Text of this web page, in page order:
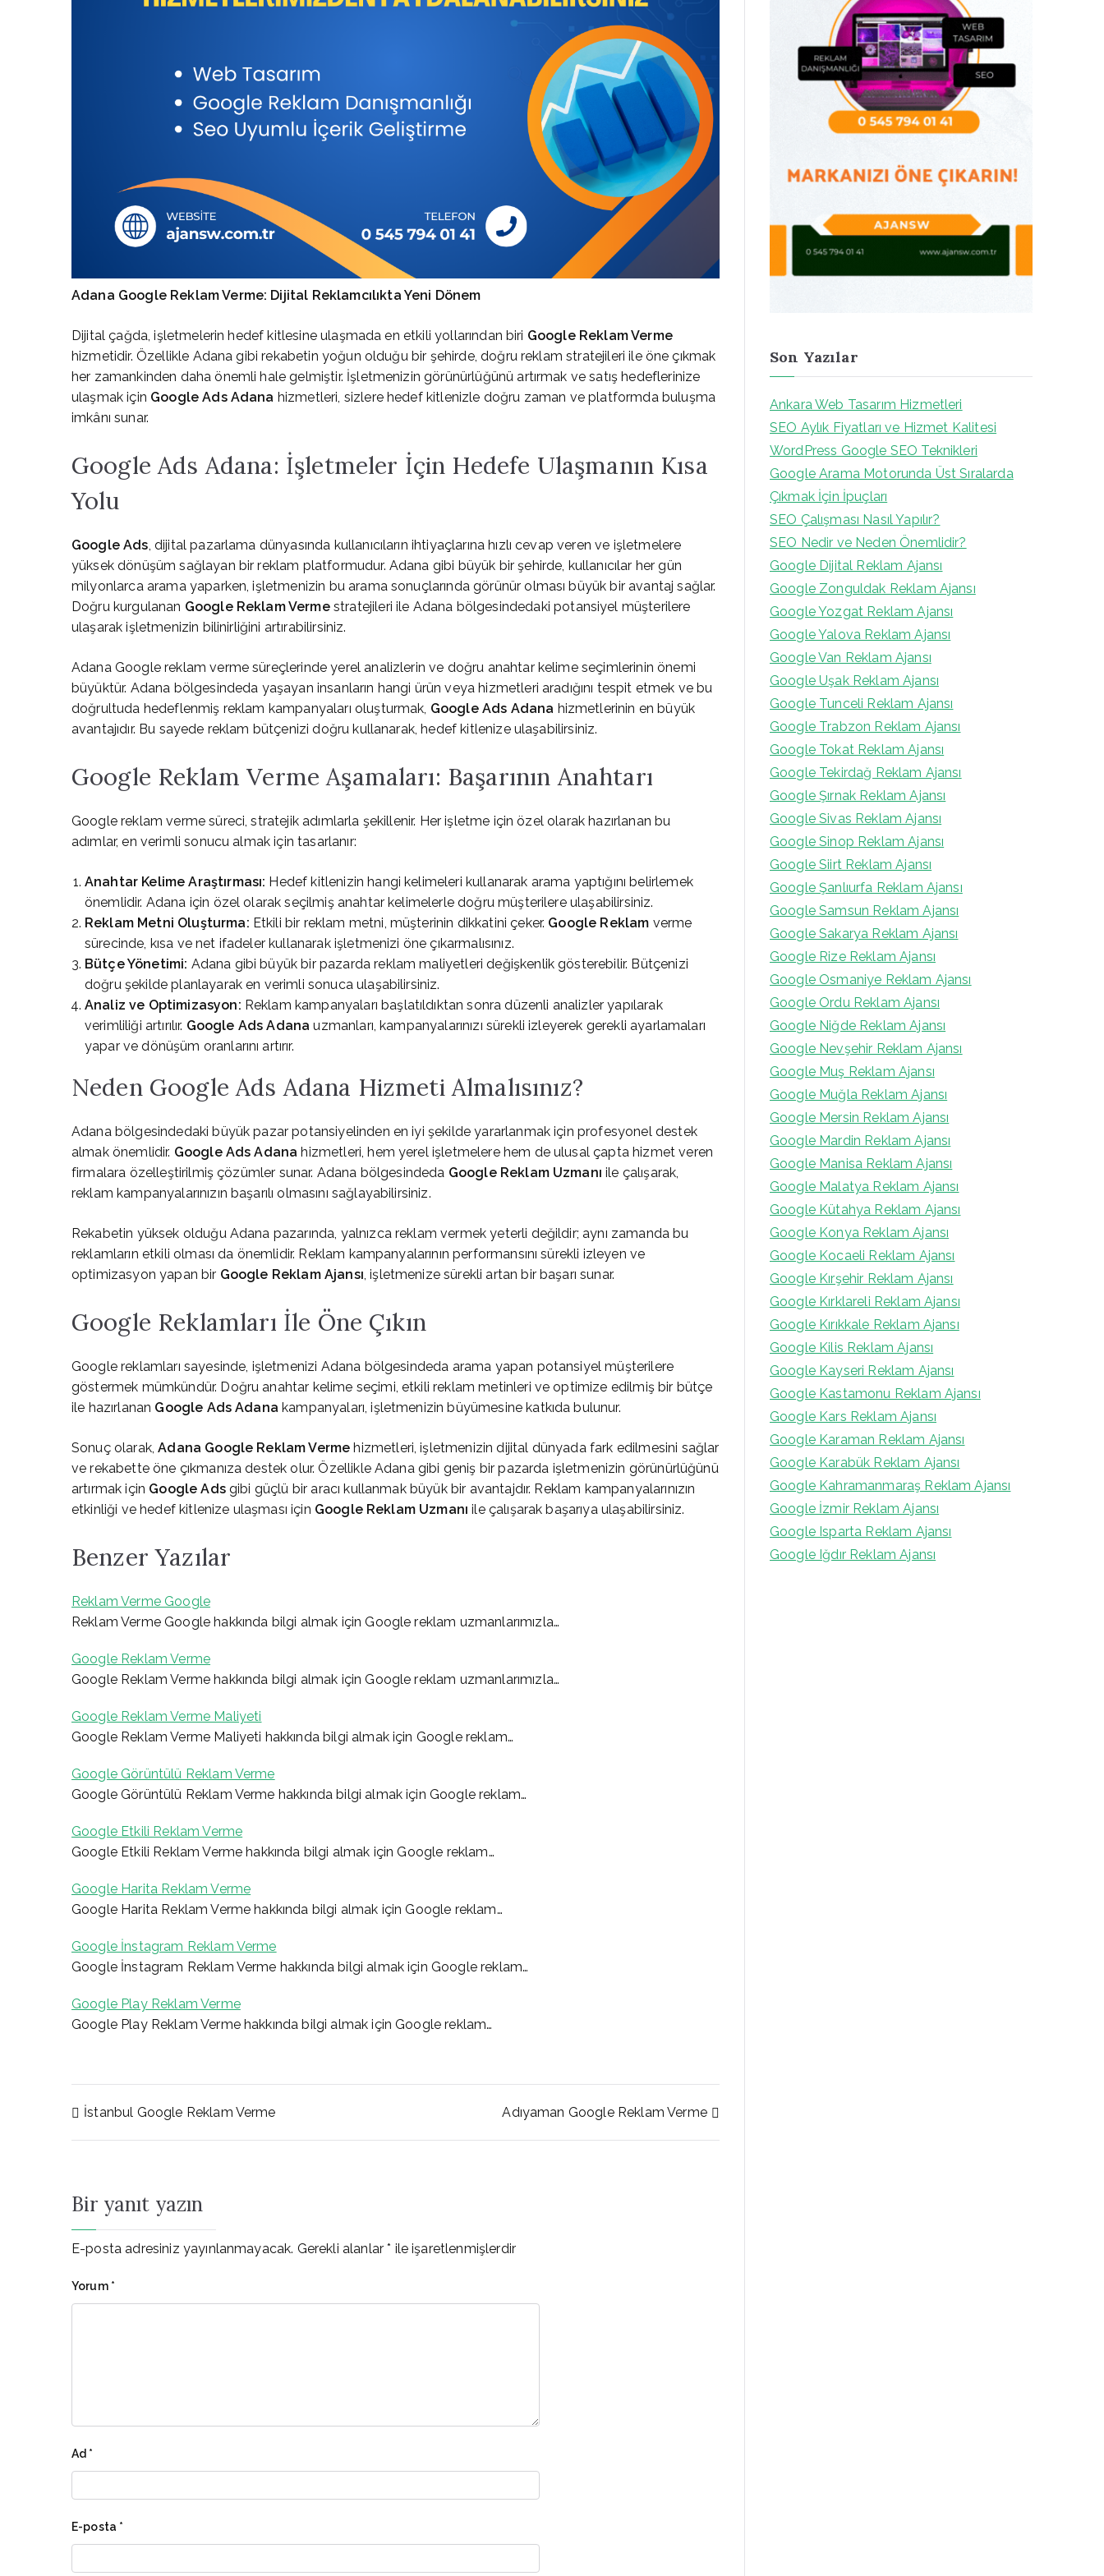
Adana Google Reklam Verme: Dijital Reklamcılıkta Yeni Dönem
Dijital çağda, işletmelerin hedef kitlesine ulaşmada en etkili yollarından biri Google Reklam Verme
hizmetidir. Özellikle Adana gibi rekabetin yoğun olduğu bir şehirde, doğru reklam stratejileri ile öne çıkmak
her zamankinden daha önemli hale gelmiştir. İşletmenizin görünürlüğünü artırmak ve satış hedeflerinize
ulaşmak için Google Ads Adana hizmetleri, sizlere hedef kitlenizle doğru zaman ve platformda buluşma
imkânı sunar.
Google Ads Adana: İşletmeler İçin Hedefe Ulaşmanın Kısa
Yolu
Google Ads, dijital pazarlama dünyasında kullanıcıların ihtiyaçlarına hızlı cevap veren ve işletmelere
yüksek dönüşüm sağlayan bir reklam platformudur. Adana gibi büyük bir şehirde, kullanıcılar her gün
milyonlarca arama yaparken, işletmenizin bu arama sonuçlarında görünür olması büyük bir avantaj sağlar.
Doğru kurgulanan Google Reklam Vermestratejileri ile Adana bölgesindedaki potansiyel müşterilere
ulaşarak işletmenizin bilinirliğini artırabilirsiniz.
Adana Google reklam verme süreçlerinde yerel analizlerin ve doğru anahtar kelime seçimlerinin önemi
büyüktür. Adana bölgesindeda yaşayan insanların hangi ürün veya hizmetleri aradığını tespit etmek ve bu
doğrultuda hedeflenmiş reklam kampanyaları oluşturmak, Google Ads Adana hizmetlerinin en büyük
avantajıdır. Bu sayede reklam bütçenizi doğru kullanarak, hedef kitlenize ulaşabilirsiniz.
Google Reklam Verme Aşamaları: Başarının Anahtarı
Google reklam verme süreci, stratejik adımlarla şekillenir. Her işletme için özel olarak hazırlanan bu
adımlar, en verimli sonucu almak için tasarlanır:
Anahtar Kelime Araştırması: Hedef kitlenizin hangi kelimeleri kullanarak arama yaptığını belirlemek
önemlidir. Adana için özel olarak seçilmiş anahtar kelimelerle doğru müşterilere ulaşabilirsiniz.
Reklam Metni Oluşturma: Etkili bir reklam metni, müşterinin dikkatini çeker. Google Reklam verme
sürecinde, kısa ve net ifadeler kullanarak işletmenizi öne çıkarmalısınız.
Bütçe Yönetimi: Adana gibi büyük bir pazarda reklam maliyetleri değişkenlik gösterebilir. Bütçenizi
doğru şekilde planlayarak en verimli sonuca ulaşabilirsiniz.
Analiz ve Optimizasyon: Reklam kampanyaları başlatıldıktan sonra düzenli analizler yapılarak
verimliliği artırılır. Google Ads Adana uzmanları, kampanyalarınızı sürekli izleyerek gerekli ayarlamaları
yapar ve dönüşüm oranlarını artırır.
Neden Google Ads Adana Hizmeti Almalısınız?
Adana bölgesindedaki büyük pazar potansiyelinden en iyi şekilde yararlanmak için profesyonel destek
almak önemlidir. Google Ads Adana hizmetleri, hem yerel işletmelere hem de ulusal çapta hizmet veren
firmalara özelleştirilmiş çözümler sunar. Adana bölgesindeda Google Reklam Uzmanı ile çalışarak,
reklam kampanyalarınızın başarılı olmasını sağlayabilirsiniz.
Rekabetin yüksek olduğu Adana pazarında, yalnızca reklam vermek yeterli değildir; aynı zamanda bu
reklamların etkili olması da önemlidir. Reklam kampanyalarının performansını sürekli izleyen ve
optimizasyon yapan bir Google Reklam Ajansı, işletmenize sürekli artan bir başarı sunar.
Google Reklamları İle Öne Çıkın
Google reklamları sayesinde, işletmenizi Adana bölgesindeda arama yapan potansiyel müşterilere
göstermek mümkündür. Doğru anahtar kelime seçimi, etkili reklam metinleri ve optimize edilmiş bir bütçe
ile hazırlanan Google Ads Adana kampanyaları, işletmenizin büyümesine katkıda bulunur.
Sonuç olarak,Adana Google Reklam Verme hizmetleri, işletmenizin dijital dünyada fark edilmesini sağlar
ve rekabette öne çıkmanıza destek olur. Özellikle Adana gibi geniş bir pazarda işletmenizin görünürlüğünü
artırmak için Google Adsgibi güçlü bir aracı kullanmak büyük bir avantajdır. Reklam kampanyalarınızın
etkinliği ve hedef kitlenize ulaşması için Google Reklam Uzmanı ile çalışarak başarıya ulaşabilirsiniz.
Benzer Yazılar
Reklam Verme Google
Reklam Verme Google hakkında bilgi almak için Google reklam uzmanlarımızla…
Google Reklam Verme
Google Reklam Verme hakkında bilgi almak için Google reklam uzmanlarımızla…
Google Reklam Verme Maliyeti
Google Reklam Verme Maliyeti hakkında bilgi almak için Google reklam…
Google Görüntülü Reklam Verme
Google Görüntülü Reklam Verme hakkında bilgi almak için Google reklam…
Google Etkili Reklam Verme
Google Etkili Reklam Verme hakkında bilgi almak için Google reklam…
Google Harita Reklam Verme
Google Harita Reklam Verme hakkında bilgi almak için Google reklam…
Google İnstagram Reklam Verme
Google İnstagram Reklam Verme hakkında bilgi almak için Google reklam…
Google Play Reklam Verme
Google Play Reklam Verme hakkında bilgi almak için Google reklam…
Yazı
İstanbul Google Reklam Verme Adıyaman Google Reklam Verme
Bir yanıt yazın
E-posta adresiniz yayınlanmayacak. Gerekli alanlar* ile işaretlenmişlerdir
Yorum *
Ad *
E-posta *
Son Yazılar
Ankara Web Tasarım Hizmetleri
SEO Aylık Fiyatları ve Hizmet Kalitesi
WordPress Google SEO Teknikleri
Google Arama Motorunda Üst Sıralarda
Çıkmak İçin İpuçları
SEO Çalışması Nasıl Yapılır?
SEO Nedir ve Neden Önemlidir?
Google Dijital Reklam Ajansı
Google Zonguldak Reklam Ajansı
Google Yozgat Reklam Ajansı
Google Yalova Reklam Ajansı
Google Van Reklam Ajansı
Google Uşak Reklam Ajansı
Google Tunceli Reklam Ajansı
Google Trabzon Reklam Ajansı
Google Tokat Reklam Ajansı
Google Tekirdağ Reklam Ajansı
Google Şırnak Reklam Ajansı
Google Sivas Reklam Ajansı
Google Sinop Reklam Ajansı
Google Siirt Reklam Ajansı
Google Şanlıurfa Reklam Ajansı
Google Samsun Reklam Ajansı
Google Sakarya Reklam Ajansı
Google Rize Reklam Ajansı
Google Osmaniye Reklam Ajansı
Google Ordu Reklam Ajansı
Google Niğde Reklam Ajansı
Google Nevşehir Reklam Ajansı
Google Muş Reklam Ajansı
Google Muğla Reklam Ajansı
Google Mersin Reklam Ajansı
Google Mardin Reklam Ajansı
Google Manisa Reklam Ajansı
Google Malatya Reklam Ajansı
Google Kütahya Reklam Ajansı
Google Konya Reklam Ajansı
Google Kocaeli Reklam Ajansı
Google Kırşehir Reklam Ajansı
Google Kırklareli Reklam Ajansı
Google Kırıkkale Reklam Ajansı
Google Kilis Reklam Ajansı
Google Kayseri Reklam Ajansı
Google Kastamonu Reklam Ajansı
Google Kars Reklam Ajansı
Google Karaman Reklam Ajansı
Google Karabük Reklam Ajansı
Google Kahramanmaraş Reklam Ajansı
Google İzmir Reklam Ajansı
Google Isparta Reklam Ajansı
Google Iğdır Reklam Ajansı